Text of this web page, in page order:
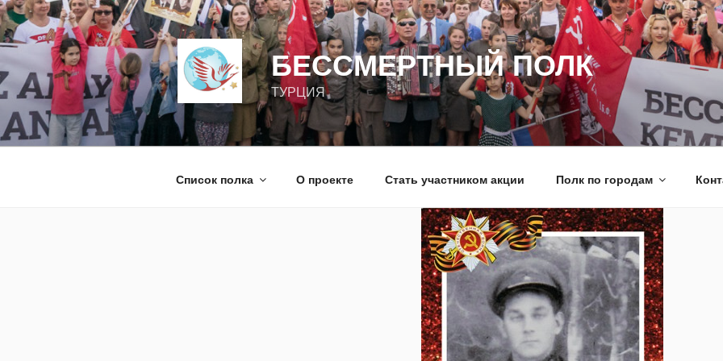
Перейти
к
содержимому
БЕССМЕРТНЫЙ ПОЛК
ТУРЦИЯ
Список полка О проекте Стать участником акции Полк по городам